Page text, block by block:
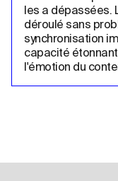
les a dépassées.
déroulé sans
synchronisation
capacité
l'émotion du